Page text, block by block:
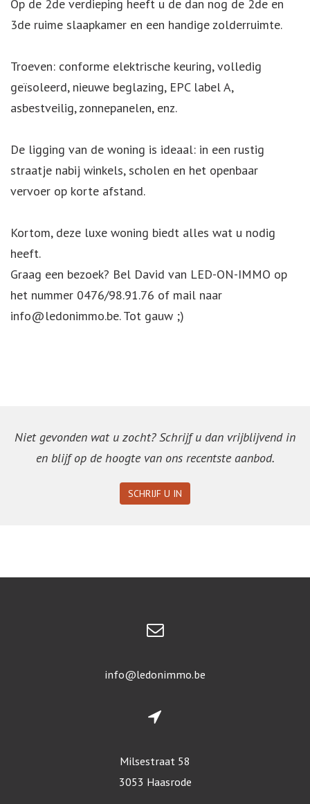
Op de 2de verdieping heeft u de dan nog de 2de en
3de ruime slaapkamer en een handige zolderruimte.
Troeven: conforme elektrische keuring, volledig
geïsoleerd, nieuwe beglazing, EPC label A,
asbestveilig, zonnepanelen, enz.
De ligging van de woning is ideaal: in een rustig
straatje nabij winkels, scholen en het openbaar
vervoer op korte afstand.
Kortom, deze luxe woning biedt alles wat u nodig
heeft.
Graag een bezoek? Bel David van LED-ON-IMMO op
het nummer 0476/98.91.76 of mail naar
info@ledonimmo.be. Tot gauw ;)
Niet gevonden wat u zocht? Schrijf u dan vrijblijvend in
en blijf op de hoogte van ons recentste aanbod.
SCHRIJF U IN
info@ledonimmo.be
Milsestraat 58
3053 Haasrode